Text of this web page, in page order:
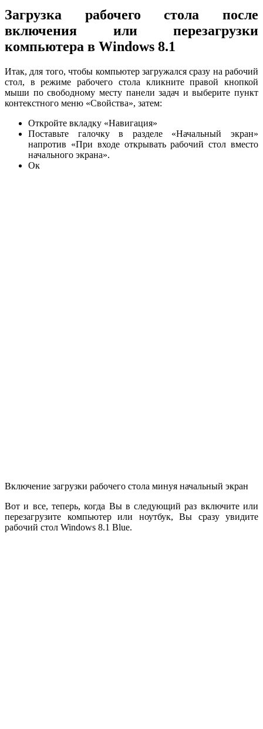
Загрузка рабочего стола после
включения или перезагрузки
компьютера в Windows 8.1
Итак, для того, чтобы компьютер загружался сразу на рабочий
стол, в режиме рабочего стола кликните правой кнопкой
мыши по свободному месту панели задач и выберите пункт
контекстного меню «Свойства», затем:
Откройте вкладку «Навигация»
Поставьте галочку в разделе «Начальный экран»
напротив «При входе открывать рабочий стол вместо
начального экрана».
Ок
Включение загрузки рабочего стола минуя начальный экран
Вот и все, теперь, когда Вы в следующий раз включите или
перезагрузите компьютер или ноутбук, Вы сразу увидите
рабочий стол Windows 8.1 Blue.